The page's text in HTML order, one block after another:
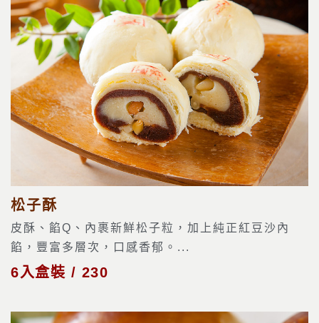
松子酥
皮酥、餡Q、內裹新鮮松子粒，加上純正紅豆沙內
餡，豐富多層次，口感香郁。...
6入盒裝 / 230